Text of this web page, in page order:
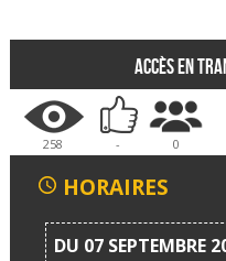
Accès en
258 - 0
HORAIRES
DU 07 SEPTEMBRE